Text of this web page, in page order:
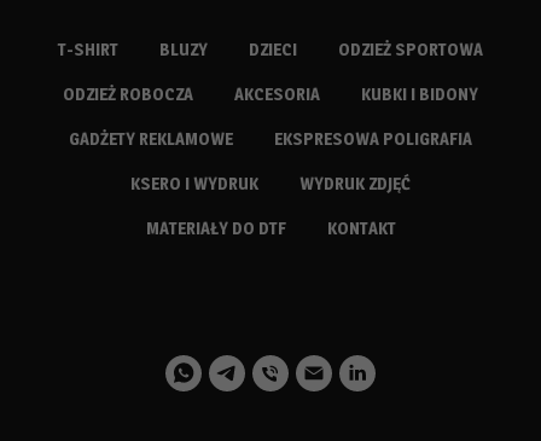
T-SHIRT BLUZY DZIECI ODZIEŻ SPORTOWA
ODZIEŻ ROBOCZA AKCESORIA KUBKI I BIDONY
GADŻETY REKLAMOWE EKSPRESOWA POLIGRAFIA
KSERO I WYDRUK WYDRUK ZDJĘĆ
MATERIAŁY DO DTF KONTAKT